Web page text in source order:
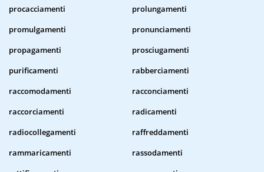
procacciamenti
prolungamenti
promulgamenti
pronunciamenti
propagamenti
prosciugamenti
purificamenti
rabberciamenti
raccomodamenti
racconciamenti
raccorciamenti
radicamenti
radiocollegamenti
raffreddamenti
rammaricamenti
rassodamenti